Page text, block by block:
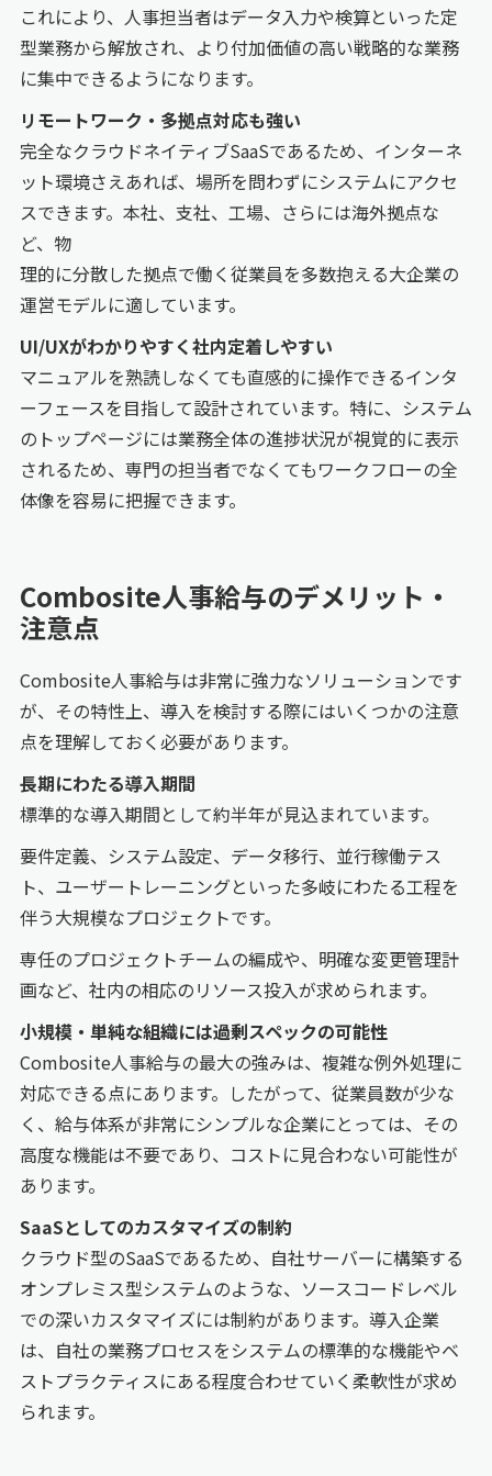
これにより、人事担当者はデータ入力や検算といった定
型業務から解放され、より付加価値の高い戦略的な業務
に集中できるようになります。
リモートワーク・多拠点対応も強い
完全なクラウドネイティブSaaSであるため、インターネ
ット環境さえあれば、場所を問わずにシステムにアクセ
スできます。本社、支社、工場、さらには海外拠点な
ど、物
理的に分散した拠点で働く従業員を多数抱える大企業の
運営モデルに適しています。
UI/UXがわかりやすく社内定着しやすい
マニュアルを熟読しなくても直感的に操作できるインタ
ーフェースを目指して設計されています。特に、システム
のトップページには業務全体の進捗状況が視覚的に表示
されるため、専門の担当者でなくてもワークフローの全
体像を容易に把握できます。
Combosite人事給与のデメリット・
注意点
Combosite人事給与は非常に強力なソリューションです
が、その特性上、導入を検討する際にはいくつかの注意
点を理解しておく必要があります。
長期にわたる導入期間
標準的な導入期間として約半年が見込まれています。
要件定義、システム設定、データ移行、並行稼働テス
ト、ユーザートレーニングといった多岐にわたる工程を
伴う大規模なプロジェクトです。
専任のプロジェクトチームの編成や、明確な変更管理計
画など、社内の相応のリソース投入が求められます。
小規模・単純な組織には過剰スペックの可能性
Combosite人事給与の最大の強みは、複雑な例外処理に
対応できる点にあります。したがって、従業員数が少な
く、給与体系が非常にシンプルな企業にとっては、その
高度な機能は不要であり、コストに見合わない可能性が
あります。
SaaSとしてのカスタマイズの制約
クラウド型のSaaSであるため、自社サーバーに構築する
オンプレミス型システムのような、ソースコードレベル
での深いカスタマイズには制約があります。導入企業
は、自社の業務プロセスをシステムの標準的な機能やベ
ストプラクティスにある程度合わせていく柔軟性が求め
られます。